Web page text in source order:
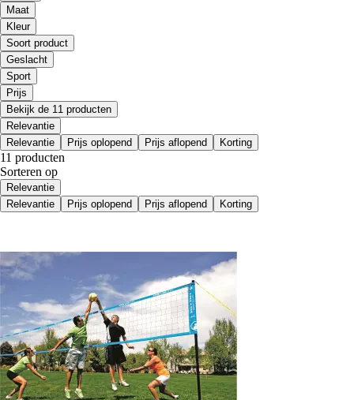
Maat
Kleur
Soort product
Geslacht
Sport
Prijs
Bekijk de 11 producten
Relevantie
Relevantie
Prijs oplopend Prijs aflopend Korting
11 producten
Sorteren op
Relevantie
Relevantie
Prijs oplopend Prijs aflopend Korting